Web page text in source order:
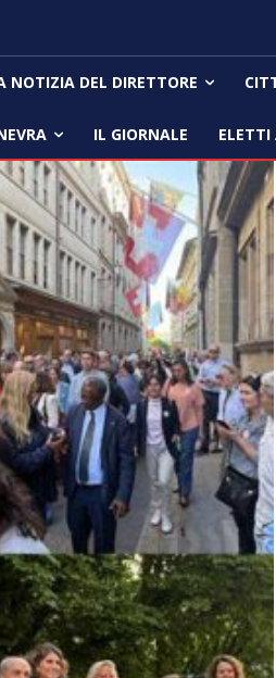
NOTIZIA DEL DIRETTORE
IL GIORNALE ELETTI